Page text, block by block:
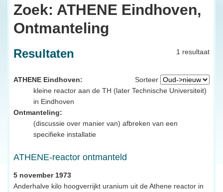
Zoek: ATHENE Eindhoven,
Ontmanteling
1 resultaat
Resultaten
Sorteer
ATHENE Eindhoven:
kleine reactor aan de TH (later Technische Universiteit)
in Eindhoven
Ontmanteling:
(discussie over manier van) afbreken van een
specifieke installatie
ATHENE-reactor ontmanteld
5 november 1973
Anderhalve kilo hoogverrijkt uranium uit de Athene reactor in